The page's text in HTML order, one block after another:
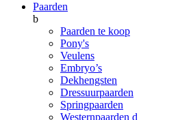
Paarden
b
Paarden te koop
Pony's
Veulens
Embryo’s
Dekhengsten
Dressuurpaarden
Springpaarden
Westernpaarden d